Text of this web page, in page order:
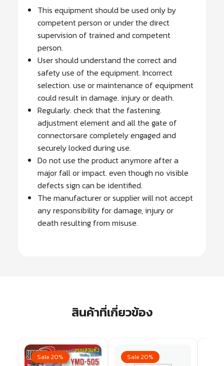
This equipment should be used only by
competent person or under the direct
supervision of trained and competent
person.
User should understand the correct and
safety use of the equipment. Incorrect
selection. use or maintenance of equipment
could result in damage. injury or death.
Regularly. check that the fastening.
adjustment element and all the gate of
connectorsare completely engaged and
securely locked during use.
Do not use the product anymore after a
major fall or impact. even though no visible
defects sign can be identified.
The manufacturer or supplier will not accept
any responsibility for damage, injury or
death resulting from misuse.
สินค้าที่เกี่ยวข้อง
Sale 20% Sale 20%